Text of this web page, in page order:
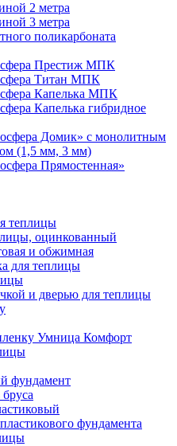
2 метра
3 метра
поликарбоната
Престиж МПК
Титан МПК
Капелька МПК
Капелька гибридное
Домик» с монолитным
(1,5 мм, 3 мм)
Прямостенная»
теплицы
оцинкованный
и обжимная
для теплицы
и дверью для теплицы
Умница Комфорт
фундамент
фундамента